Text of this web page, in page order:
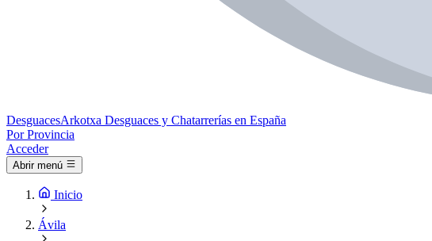
DesguacesArkotxa Desguaces y Chatarrerías en España
Por Provincia
Acceder
Abrir menú
Inicio
Ávila